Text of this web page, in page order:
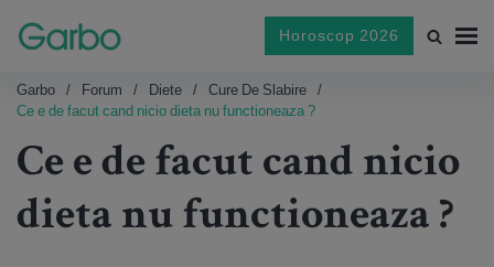
Horoscop 2026
Garbo Forum Diete
Cure De Slabire
Ce e de facut cand nicio dieta nu functioneaza ?
Ce e de facut cand nicio
dieta nu functioneaza ?